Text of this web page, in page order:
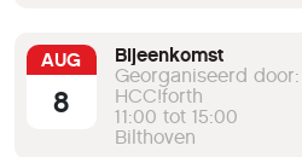
AUG
8
Bijeenkomst
Georganiseerd door:
HCC!forth
11:00 tot 15:00
Bilthoven